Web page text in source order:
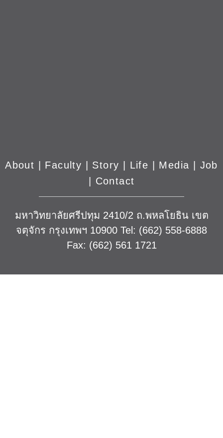
About | Faculty | Story | Life | Media | Job
| Contact
มหาวิทยาลัยศรีปทุม 2410/2 ถ.พหลโยธิน เขต
จตุจักร กรุงเทพฯ 10900 Tel: (662) 558-6888
Fax: (662) 561 1721